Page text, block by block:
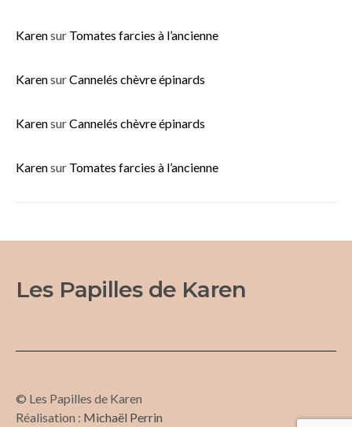
Karensur Tomates farcies à l’ancienne
KarensurCannelés chèvre épinards
KarensurCannelés chèvre épinards
Karensur Tomates farcies à l’ancienne
Les Papilles de Karen
© Les Papilles de Karen
Réalisation : Michaël Perrin